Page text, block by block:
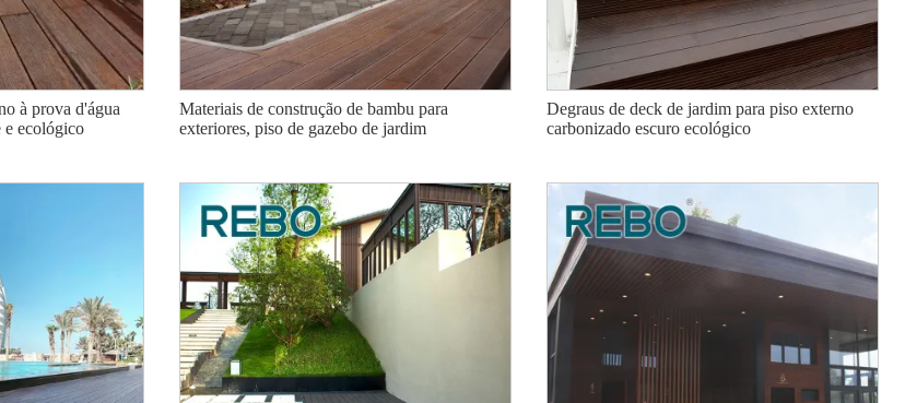
Piso de pátio de jardim de bambu
ecológico de alta qualidade
Deck de aquecimento de bambu
moderno, de alta densidade,
carbonizado
Piso laminado de bambu de alta
pressão comercial de madeira
bambu
à prova d'água
e ecológico
Materiais de construção de bambu para
exteriores, piso de gazebo de jardim
Degraus de deck de jardim para piso externo
carbonizado escuro ecológico